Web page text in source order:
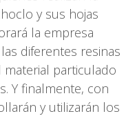
y sus hojas
la empresa
diferentes resinas
particulado
Y finalmente, con
y utilizarán los